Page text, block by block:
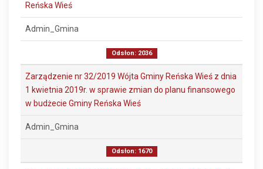
Reńska Wieś
Admin_Gmina
Odsłon: 2036
Zarządzenie nr 32/2019 Wójta Gminy Reńska Wieś z dnia
1 kwietnia 2019r. w sprawie zmian do planu finansowego
w budżecie Gminy Reńska Wieś
Admin_Gmina
Odsłon: 1670